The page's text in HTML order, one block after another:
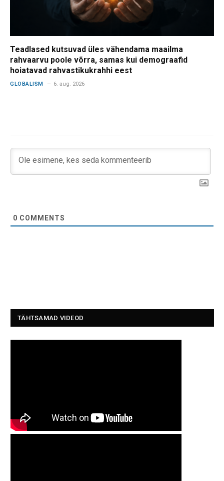
Teadlased kutsuvad üles vähendama maailma
rahvaarvu poole võrra, samas kui demograafid
hoiatavad rahvastikukrahhi eest
GLOBALISM 6. aug. 2026
0 COMMENTS
TÄHTSAMAD VIDEOD